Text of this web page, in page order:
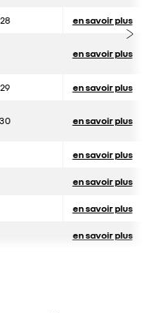
en savoir plus
en savoir plus
en savoir plus
en savoir plus
en savoir plus
en savoir plus
en savoir plus
en savoir plus